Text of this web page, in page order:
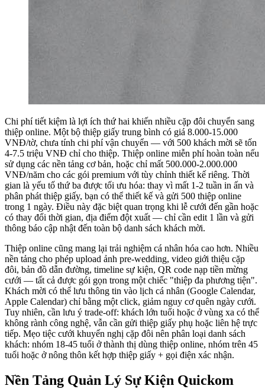
Chi phí tiết kiệm là lợi ích thứ hai khiến nhiều cặp đôi chuyển sang
thiệp online. Một bộ thiệp giấy trung bình có giá 8.000-15.000
VNĐ/tờ, chưa tính chi phí vận chuyển — với 500 khách mời sẽ tốn
4-7.5 triệu VNĐ chỉ cho thiệp. Thiệp online miễn phí hoàn toàn nếu
sử dụng các nền tảng cơ bản, hoặc chỉ mất 500.000-2.000.000
VNĐ/năm cho các gói premium với tùy chỉnh thiết kế riêng. Thời
gian là yếu tố thứ ba được tối ưu hóa: thay vì mất 1-2 tuần in ấn và
phân phát thiệp giấy, bạn có thể thiết kế và gửi 500 thiệp online
trong 1 ngày. Điều này đặc biệt quan trọng khi lễ cưới đến gần hoặc
có thay đổi thời gian, địa điểm đột xuất — chỉ cần edit 1 lần và gửi
thông báo cập nhật đến toàn bộ danh sách khách mời.
Thiệp online cũng mang lại trải nghiệm cá nhân hóa cao hơn. Nhiều
nền tảng cho phép upload ảnh pre-wedding, video giới thiệu cặp
đôi, bản đồ dẫn đường, timeline sự kiện, QR code nạp tiền mừng
cưới — tất cả được gói gọn trong một chiếc "thiệp đa phương tiện".
Khách mời có thể lưu thông tin vào lịch cá nhân (Google Calendar,
Apple Calendar) chỉ bằng một click, giảm nguy cơ quên ngày cưới.
Tuy nhiên, cần lưu ý trade-off: khách lớn tuổi hoặc ở vùng xa có thể
không rành công nghệ, vẫn cần gửi thiệp giấy phụ hoặc liên hệ trực
tiếp. Mẹo tiệc cưới khuyến nghị cặp đôi nên phân loại danh sách
khách: nhóm 18-45 tuổi ở thành thị dùng thiệp online, nhóm trên 45
tuổi hoặc ở nông thôn kết hợp thiệp giấy + gọi điện xác nhận.
Nền Tảng Quản Lý Sự Kiện Quickom